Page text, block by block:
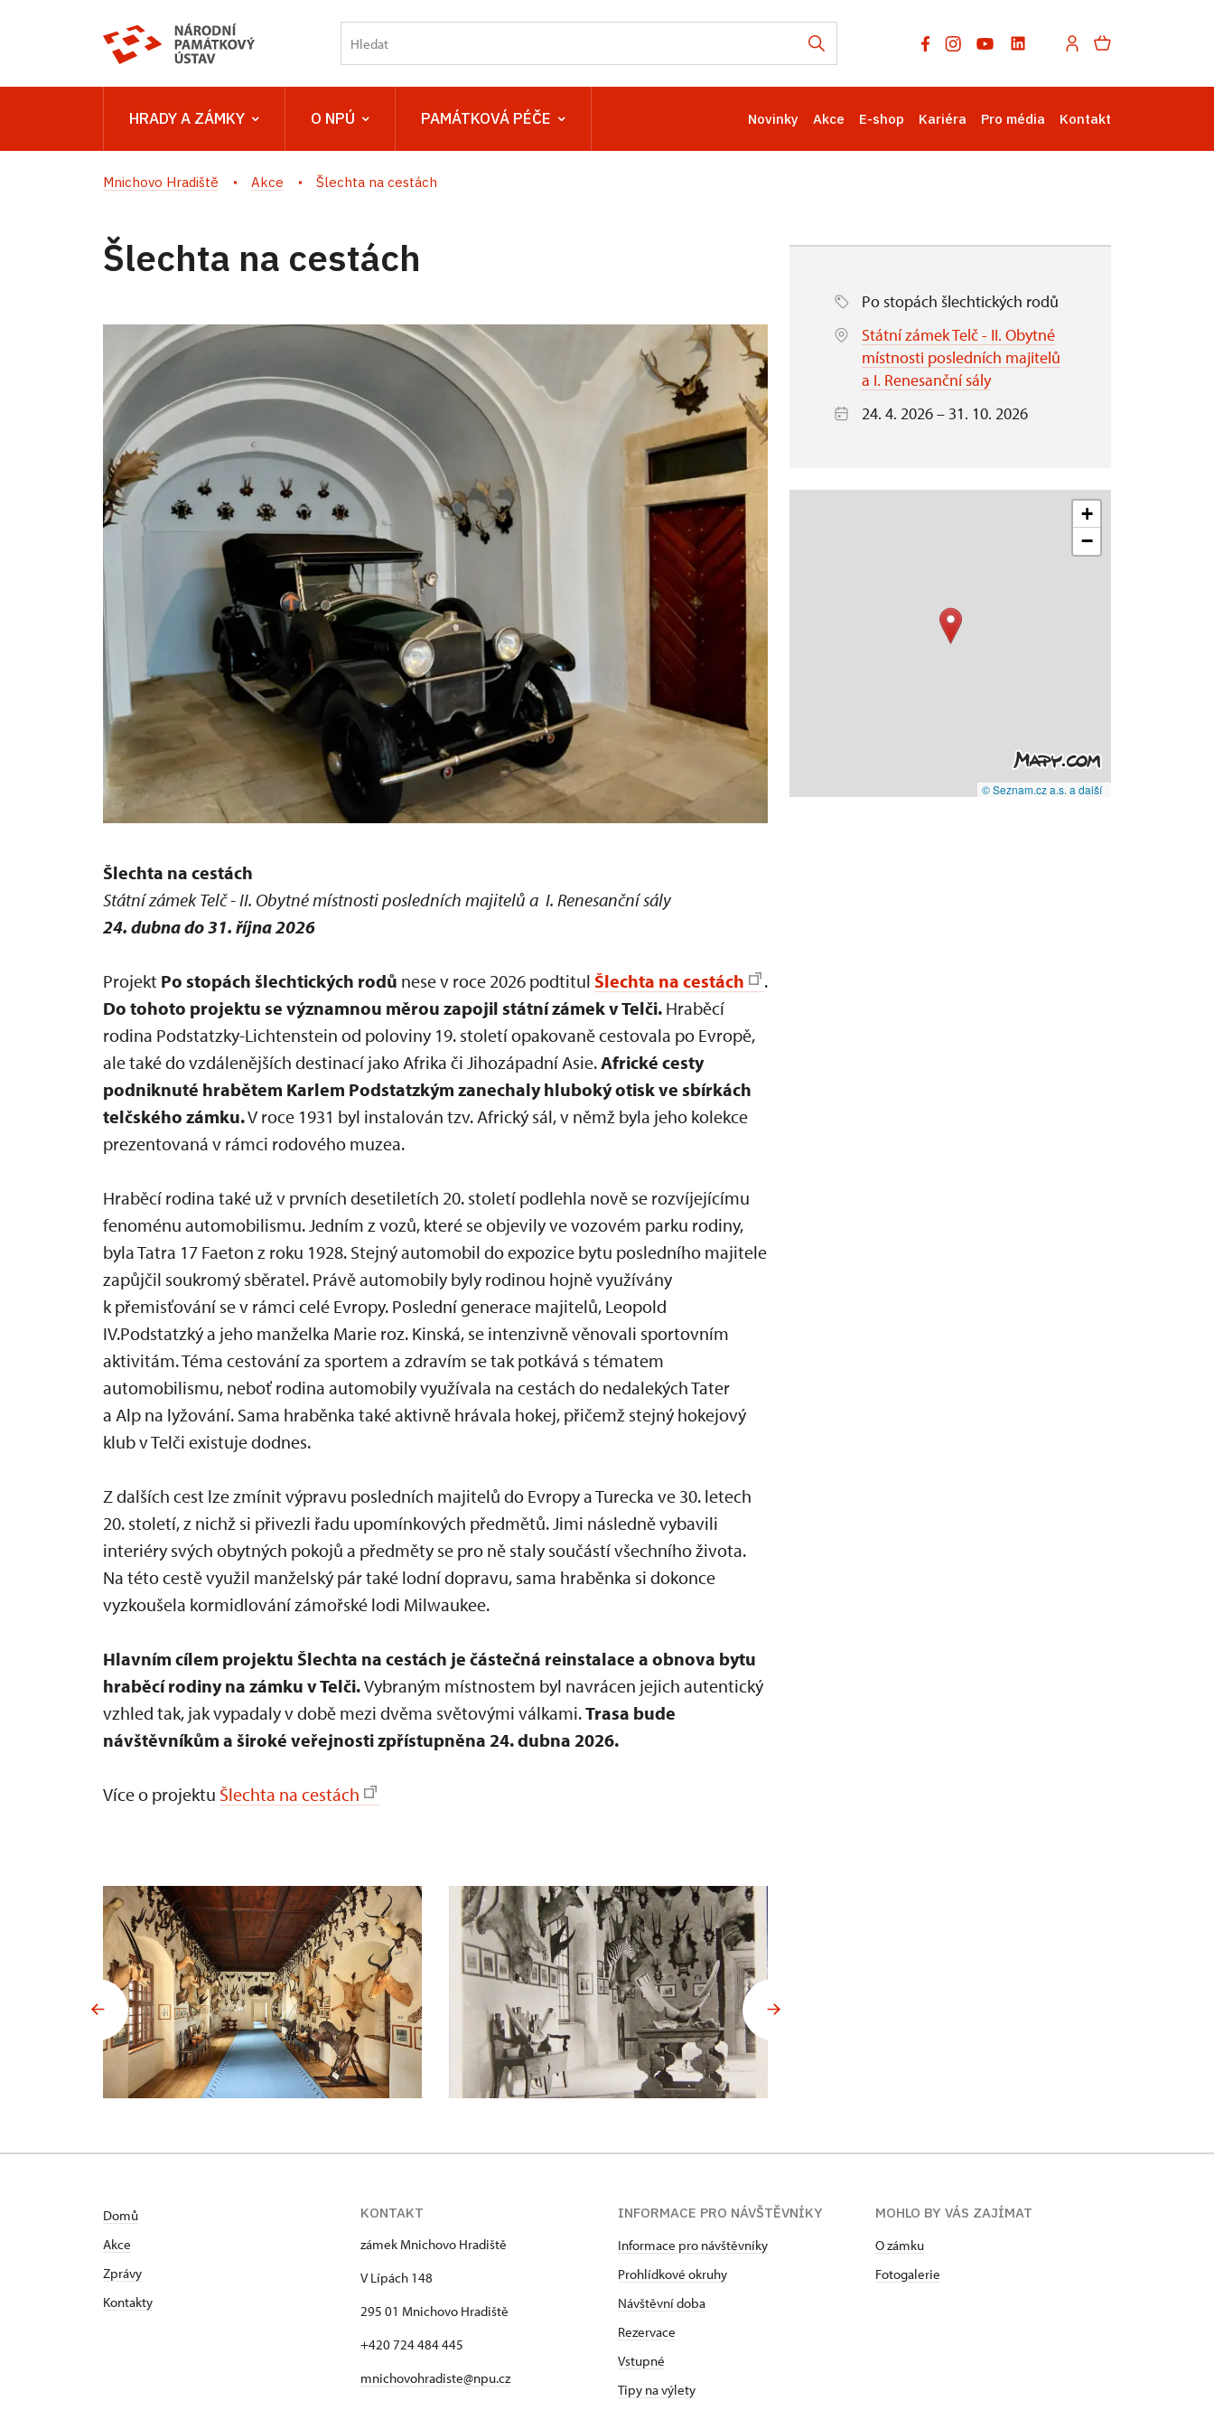
HRADY A ZÁMKY O NPÚ PAMÁTKOVÁ PÉČE Novinky Akce E-shop Kariéra Pro média Kontakt
Mnichovo Hradiště Akce Šlechta na cestách
Šlechta na cestách
Šlechta na cestách
Státní zámek Telč - II. Obytné místnosti posledních majitelů a I. Renesanční sály
24. dubna do 31. října 2026
Projekt Po stopách šlechtických rodů nese v roce 2026 podtitul Šlechta na cestách
.
Do tohoto projektu se významnou měrou zapojil státní zámek v Telči. Hraběcí
rodina Podstatzky-Lichtenstein od poloviny 19. století opakovaně cestovala po Evropě,
ale také do vzdálenějších destinací jako Afrika či Jihozápadní Asie.Africké cesty
podniknuté hrabětem Karlem Podstatzkým zanechaly hluboký otisk ve sbírkách
telčského zámku.V roce 1931 byl instalován tzv. Africký sál, v němž byla jeho kolekce
prezentovaná v rámci rodového muzea.
Hraběcí rodina také už v prvních desetiletích 20. století podlehla nově se rozvíjejícímu
fenoménu automobilismu. Jedním z vozů, které se objevily ve vozovém parku rodiny,
byla Tatra 17 Faeton z roku 1928. Stejný automobil do expozice bytu posledního majitele
zapůjčil soukromý sběratel. Právě automobily byly rodinou hojně využívány
k přemisťování se v rámci celé Evropy. Poslední generace majitelů, Leopold
IV.Podstatzký a jeho manželka Marie roz. Kinská, se intenzivně věnovali sportovním
aktivitám. Téma cestování za sportem a zdravím se tak potkává s tématem
automobilismu, neboť rodina automobily využívala na cestách do nedalekých Tater
a Alp na lyžování. Sama hraběnka také aktivně hrávala hokej, přičemž stejný hokejový
klub v Telči existuje dodnes.
Z dalších cest lze zmínit výpravu posledních majitelů do Evropy a Turecka ve 30. letech
20. století, z nichž si přivezli řadu upomínkových předmětů. Jimi následně vybavili
interiéry svých obytných pokojů a předměty se pro ně staly součástí všechního života.
Na této cestě využil manželský pár také lodní dopravu, sama hraběnka si dokonce
vyzkoušela kormidlování zámořské lodi Milwaukee.
Hlavním cílem projektu Šlechta na cestách je částečná reinstalace a obnova bytu
hraběcí rodiny na zámku v Telči.Vybraným místnostem byl navrácen jejich autentický
vzhled tak, jak vypadaly v době mezi dvěma světovými válkami.Trasa bude
návštěvníkům a široké veřejnosti zpřístupněna 24. dubna 2026.
Více o projektu Šlechta na cestách
Po stopách šlechtických rodů
Státní zámek Telč - II. Obytné
místnosti posledních majitelů
a I. Renesanční sály
24. 4. 2026 – 31. 10. 2026
+
−
© Seznam.cz a.s. a další
Domů
Akce
Zprávy
Kontakty
KONTAKT
zámek Mnichovo Hradiště
V Lípách 148
295 01 Mnichovo Hradiště
+420 724 484 445
mnichovohradiste@npu.cz
INFORMACE PRO NÁVŠTĚVNÍKY
Informace pro návštěvníky
Prohlídkové okruhy
Návštěvní doba
Rezervace
Vstupné
Tipy na výlety
MOHLO BY VÁS ZAJÍMAT
O zámku
Fotogalerie